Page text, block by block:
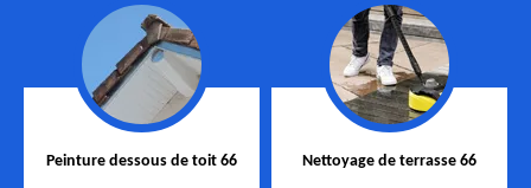
Peinture dessous de toit 66 Nettoyage de terrasse 66